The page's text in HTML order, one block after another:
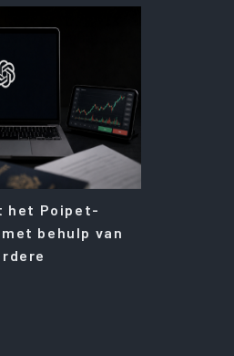
het Poipet-
behulp van